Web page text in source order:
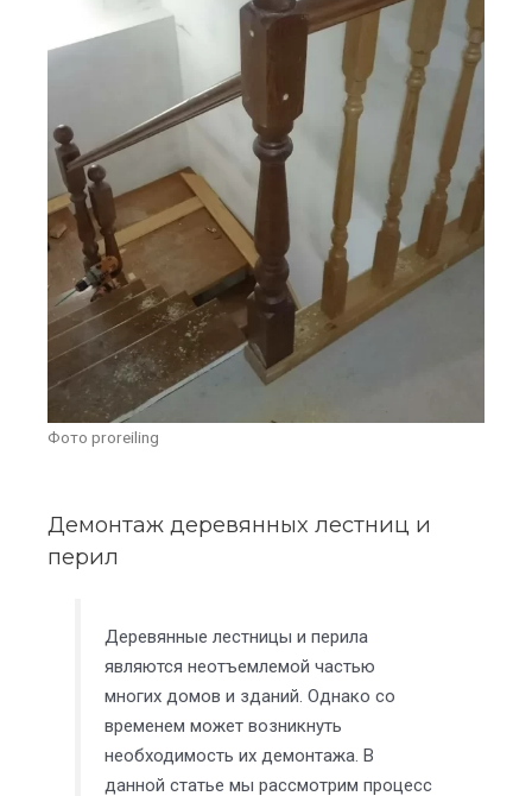
Фото proreiling
Демонтаж деревянных лестниц и
перил
Деревянные лестницы и перила
являются неотъемлемой частью
многих домов и зданий. Однако со
временем может возникнуть
необходимость их демонтажа. В
данной статье мы рассмотрим процесс